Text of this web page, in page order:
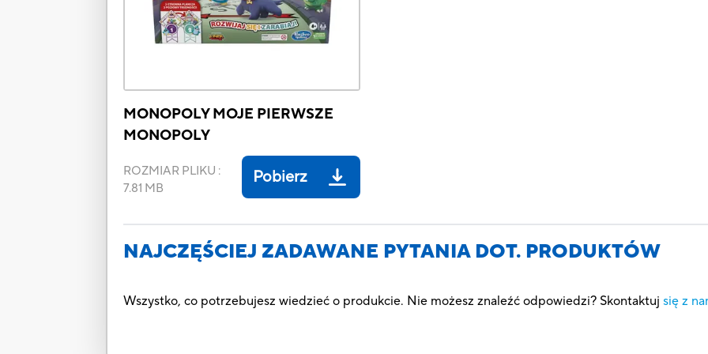
MONOPOLY MOJE PIERWSZE
MONOPOLY
ROZMIAR PLIKU :
7.81 MB
Pobierz
NAJCZĘŚCIEJ ZADAWANE PYTANIA DOT. PRODUKTÓW
Wszystko, co potrzebujesz wiedzieć o produkcie. Nie możesz znaleźć odpowiedzi? Skontaktujsię z